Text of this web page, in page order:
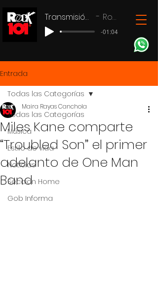
Transmisión en vivo Rock 101
-01:04
Entrada
Todas las Categorías
Música
Estilo de vida
Noticias
Seccion Home
Gob Informa
Todas las Categorías
Miles Kane comparte
“Troubled Son” el primer
adelanto de One Man
Band
Maira Rayas Canchola